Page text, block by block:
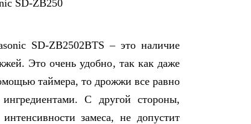
SD-ZB2502BTS – это наличие
Это очень удобно, так как даже
таймера, то дрожжи все равно
С другой стороны,
замеса, не допустит